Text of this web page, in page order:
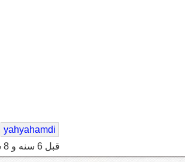
yahyahamdi
قبل 6 سنه و 8 شهر